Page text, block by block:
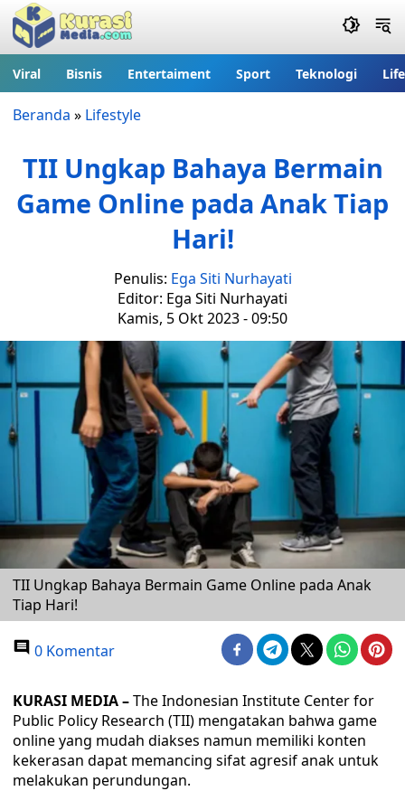
Viral Bisnis Entertaiment Sport Teknologi
Beranda » Lifestyle
TII Ungkap Bahaya Bermain
Game Online pada Anak Tiap
Hari!
Penulis: Ega Siti Nurhayati
Editor: Ega Siti Nurhayati
Kamis, 5 Okt 2023 - 09:50
TII Ungkap Bahaya Bermain Game Online pada Anak
Tiap Hari!
0 Komentar
KURASI MEDIA –The Indonesian Institute Center for
Public Policy Research (TII) mengatakan bahwa game
online yang mudah diakses namun memiliki konten
kekerasan dapat memancing sifat agresif anak untuk
melakukan perundungan.